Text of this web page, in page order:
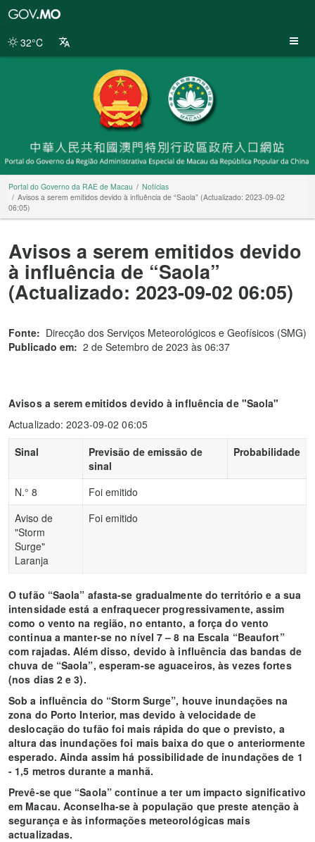
da
32°C
Portal do Governo da RAE de Macau
Notícias
Avisos a serem emitidos devido à influência de “Saola” (Actualizado: 2023-09-02
06:05)
Avisos a serem emitidos devido
à influência de “Saola”
(Actualizado: 2023-09-02 06:05)
Fonte: Direcção dos Serviços Meteorológicos e Geofísicos (SMG)
Publicado em: 2 de Setembro de 2023 às 06:37
Avisos a serem emitidos devido à influência de "Saola"
Actualizado: 2023-09-02 06:05
Sinal
Previsão de emissão de
sinal
Probabilidade
N.° 8
Foi emitido
Aviso de
"Storm
Surge"
Laranja
Foi emitido
O tufão “Saola” afasta-se gradualmente do território e a sua
intensidade está a enfraquecer progressivamente, assim
como o vento na região, no entanto, a força do vento
continua a manter-se no nível 7 – 8 na Escala “Beaufort”
com rajadas. Além disso, devido à influência das bandas de
chuva de “Saola”, esperam-se aguaceiros, às vezes fortes
(nos dias 2 e 3).
Sob a influência do “Storm Surge”, houve inundações na
zona do Porto Interior, mas devido à velocidade de
deslocação do tufão foi mais rápida do que o previsto, a
altura das inundações foi mais baixa do que o anteriormente
esperado. Ainda assim há possibilidade de inundações de 1
- 1,5 metros durante a manhã.
Prevê-se que “Saola” continue a ter um impacto significativo
em Macau. Aconselha-se à população que preste atenção à
segurança e às informações meteorológicas mais
actualizadas.